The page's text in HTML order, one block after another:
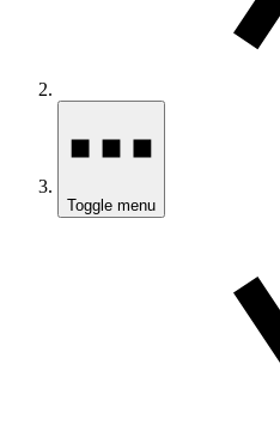
Toggle menu